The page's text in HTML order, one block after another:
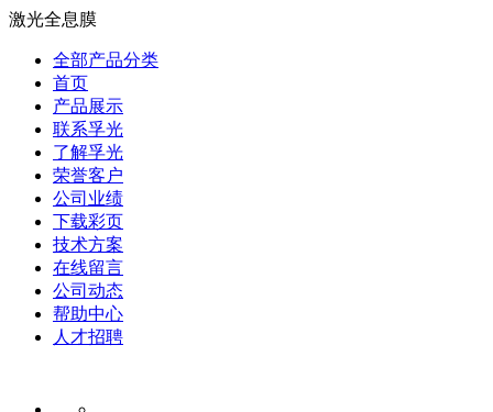
激光全息膜
全部产品分类
首页
产品展示
联系孚光
了解孚光
荣誉客户
公司业绩
下载彩页
技术方案
在线留言
公司动态
帮助中心
人才招聘